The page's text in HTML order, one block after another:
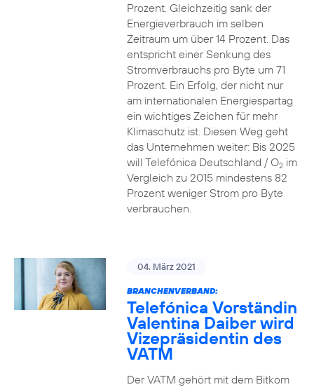
Prozent. Gleichzeitig sank der
Energieverbrauch im selben
Zeitraum um über 14 Prozent. Das
entspricht einer Senkung des
Stromverbrauchs pro Byte um 71
Prozent. Ein Erfolg, der nicht nur
am internationalen Energiespartag
ein wichtiges Zeichen für mehr
Klimaschutz ist. Diesen Weg geht
das Unternehmen weiter: Bis 2025
will Telefónica Deutschland / O2im
Vergleich zu 2015 mindestens 82
Prozent weniger Strom pro Byte
verbrauchen.
04. März 2021
BRANCHENVERBAND:
Telefónica Vorständin
Valentina Daiber wird
Vizepräsidentin des
VATM
Der VATM gehört mit dem Bitkom